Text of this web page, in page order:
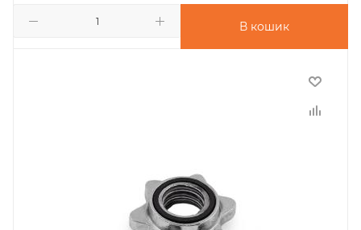
В кошик